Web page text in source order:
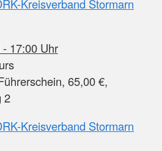
Kreisverband Stormarn
17:00 Uhr
65,00 €,
2
Kreisverband Stormarn